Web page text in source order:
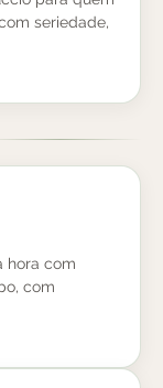
seriedade,
hora com
com